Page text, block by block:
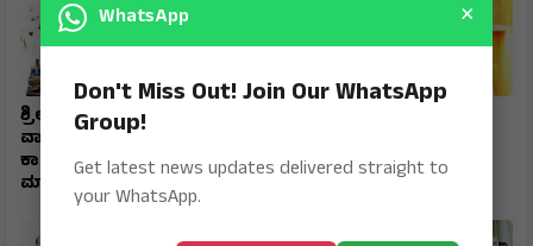
ಶ್ರೀ ಶಂಕರಭಾರತಿ ಶಾಲೆಯ
ವಾರ್ಷಿಕೋತ್ಸವ ಮಾರ್ಕ್‌ಸ್‌
ಕಾರ್ಡ್‌ಗಾಗಿ ಮಕ್ಕಳನ್ನು ತಯಾರು
ಮಾಡಬೇಡಿ - ಬೆಳಗಲ್
WhatsApp ×
Don't Miss Out! Join Our WhatsApp
Group!
Get latest news updates delivered straight to
your WhatsApp.